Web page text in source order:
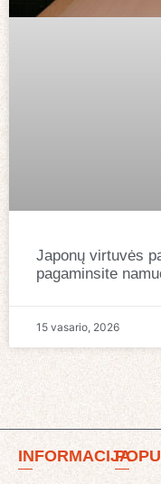
Japonų virtuvės
pagaminsite
15 vasario, 2026
INFORMACIJA